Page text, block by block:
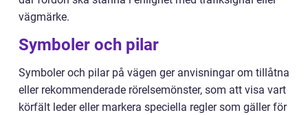
vägmärke.
Symboler och pilar
Symboler och pilar på vägen ger anvisningar om tillåtna
eller rekommenderade rörelsemönster, som att visa vart
körfält leder eller markera speciella regler som gäller för